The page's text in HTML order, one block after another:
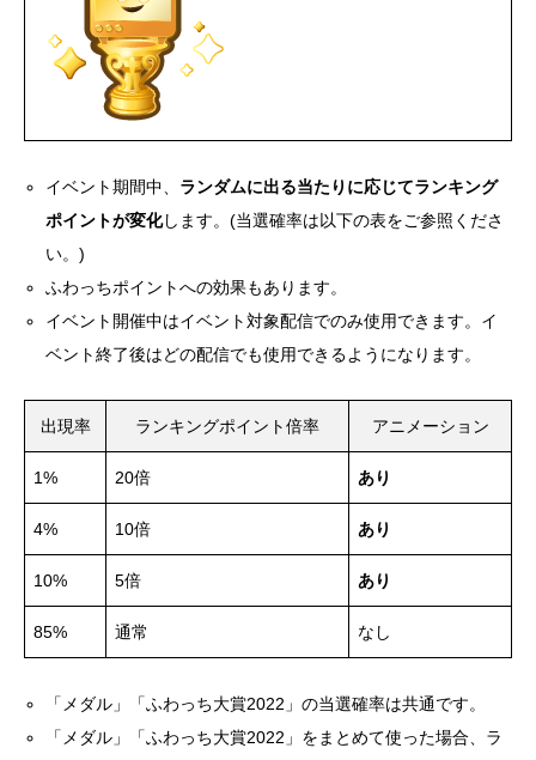
イベント期間中、 ランダムに出る当たりに応じてランキング
ポイントが変化します。(当選確率は以下の表をご参照くださ
い。)
ふわっちポイントへの効果もあります。
イベント開催中はイベント対象配信でのみ使用できます。イ
ベント終了後はどの配信でも使用できるようになります。
出現率 ランキングポイント倍率 アニメーション
1% 20倍 あり
4% 10倍 あり
10% 5倍 あり
85% 通常 なし
「メダル」「ふわっち大賞2022」の当選確率は共通です。
「メダル」「ふわっち大賞2022」をまとめて使った場合、ラ